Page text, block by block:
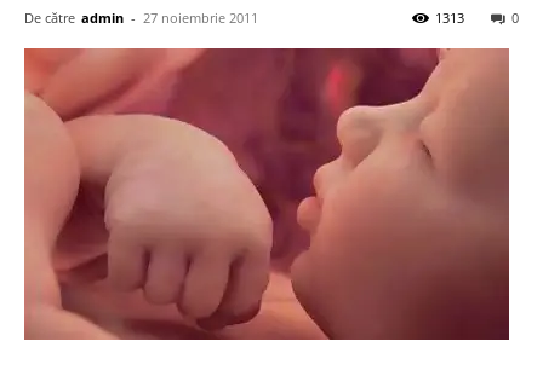
De către admin - 27 noiembrie 2011 0
1313